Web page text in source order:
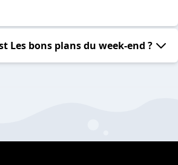
Les bons plans du week-end ?